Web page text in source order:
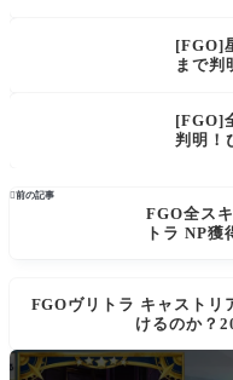
ショ
[FGO]
まで判
[FGO]
判明！
前の記事
FGO全ス
トラ NP獲
FGOヴリトラ キャストリ
けるのか？